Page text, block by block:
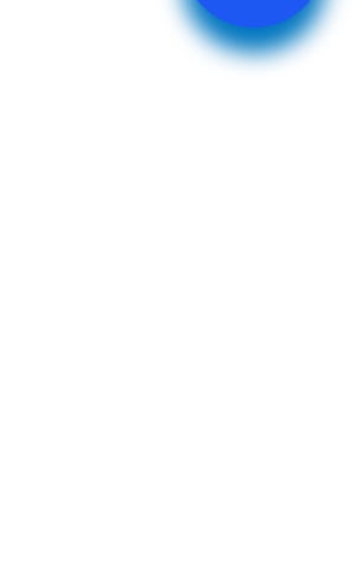
experiencia gastronomica?
Feb 03, 2026